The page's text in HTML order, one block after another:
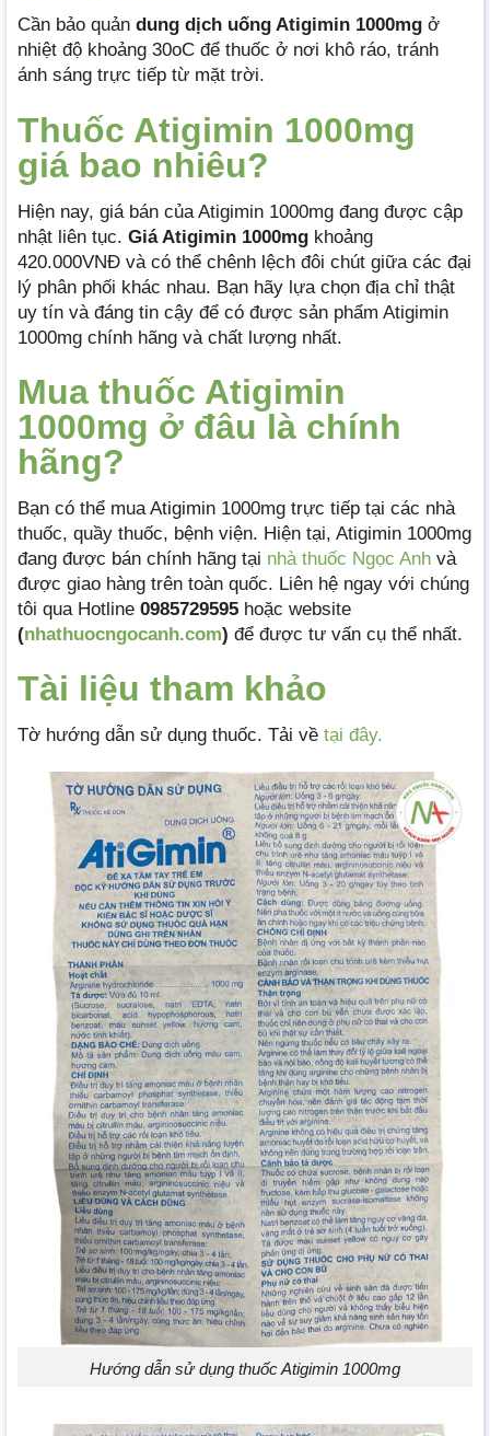
Cần bảo quản dung dịch uống Atigimin 1000mg ở
nhiệt độ khoảng 30oC để thuốc ở nơi khô ráo, tránh
ánh sáng trực tiếp từ mặt trời.
Thuốc Atigimin 1000mg
giá bao nhiêu?
Hiện nay, giá bán của Atigimin 1000mg đang được cập
nhật liên tục. Giá Atigimin 1000mg khoảng
420.000VNĐ và có thể chênh lệch đôi chút giữa các đại
lý phân phối khác nhau. Bạn hãy lựa chọn địa chỉ thật
uy tín và đáng tin cậy để có được sản phẩm Atigimin
1000mg chính hãng và chất lượng nhất.
Mua thuốc Atigimin
1000mg ở đâu là chính
hãng?
Bạn có thể mua Atigimin 1000mg trực tiếp tại các nhà
thuốc, quầy thuốc, bệnh viện. Hiện tại, Atigimin 1000mg
đang được bán chính hãng tại nhà thuốc Ngọc Anh và
được giao hàng trên toàn quốc. Liên hệ ngay với chúng
tôi qua Hotline 0985729595 hoặc website
(nhathuocngocanh.com) để được tư vấn cụ thể nhất.
Tài liệu tham khảo
Tờ hướng dẫn sử dụng thuốc. Tải về tại đây.
Hướng dẫn sử dụng thuốc Atigimin 1000mg